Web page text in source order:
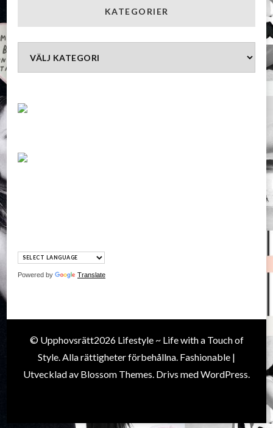
KATEGORIER
Kategorier
Powered by Translate
© Upphovsrätt2026 Lifestyle ~ Life with a Touch of
Style. Alla rättigheter förbehållna. Fashionable |
Utvecklad av Blossom Themes. Drivs medWordPress.